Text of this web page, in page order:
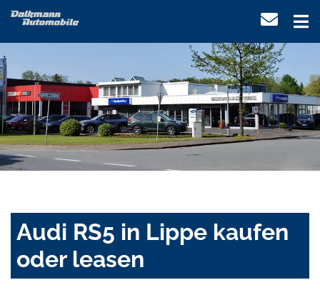
Audi RS5 in Lippe kaufen
oder leasen